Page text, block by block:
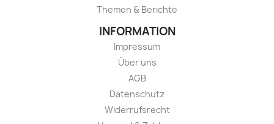
Themen & Berichte
INFORMATION
Impressum
Über uns
AGB
Datenschutz
Widerrufsrecht